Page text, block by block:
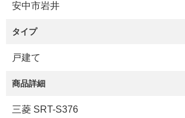
安中市岩井
タイプ
戸建て
商品詳細
三菱 SRT-S376